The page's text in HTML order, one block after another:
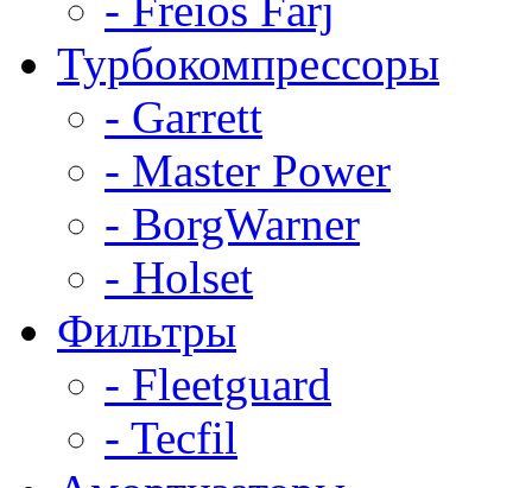
Турбокомпрессоры
- Garrett
- Master Power
- BorgWarner
- Holset
Фильтры
- Fleetguard
- Tecfil